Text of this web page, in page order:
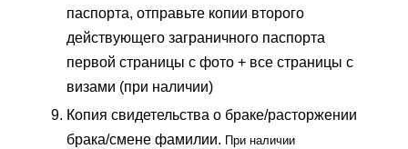
паспорта, отправьте копии второго
действующего заграничного паспорта
первой страницы с фото + все страницы с
визами (при наличии)
Копия свидетельства о браке/расторжении
брака/смене фамилии. При наличии